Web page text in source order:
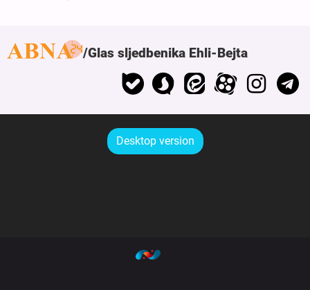
Glas sljedbenika Ehli-Bejta
Desktop version